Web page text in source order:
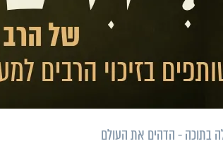
בתוכה - הדהים את העולם